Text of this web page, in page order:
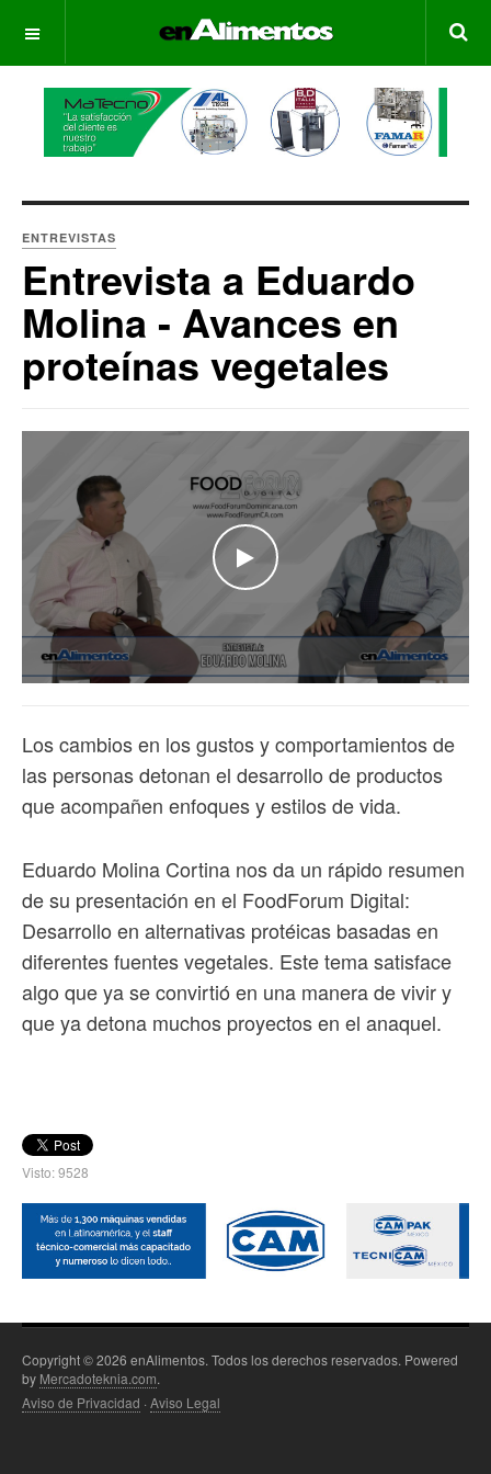
OFF CANVAS
ENTREVISTAS
Entrevista a Eduardo
Molina - Avances en
proteínas vegetales
WATCH THE VIDEO
Los cambios en los gustos y comportamientos de
las personas detonan el desarrollo de productos
que acompañen enfoques y estilos de vida.
Eduardo Molina Cortina nos da un rápido resumen
de su presentación en el FoodForum Digital:
Desarrollo en alternativas protéicas basadas en
diferentes fuentes vegetales. Este tema satisface
algo que ya se convirtió en una manera de vivir y
que ya detona muchos proyectos en el anaquel.
Visto: 9528
Copyright © 2026 enAlimentos. Todos los derechos reservados. Powered
by Mercadoteknia.com.
Aviso de Privacidad · Aviso Legal